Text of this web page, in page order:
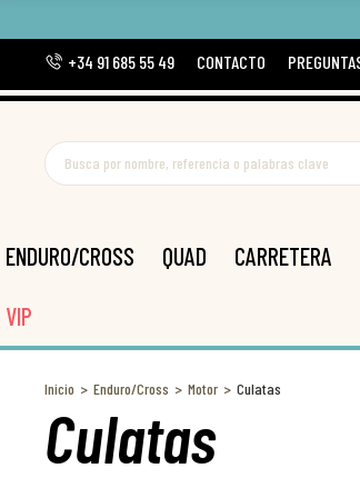
+34 91 685 55 49
CONTACTO
ENDURO/CROSS QUAD CARRETERA
VIP
Inicio Enduro/Cross Motor Culatas
Culatas